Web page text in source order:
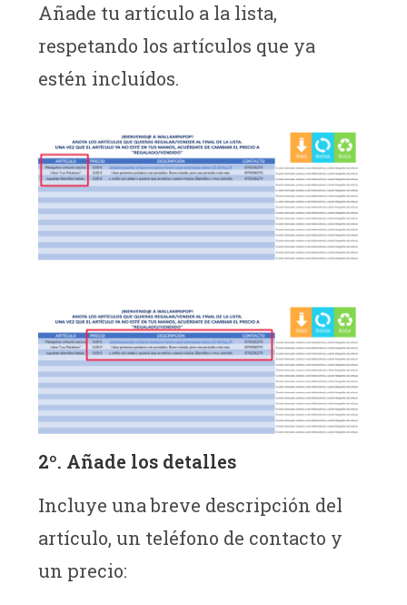
Añade tu artículo a la lista,
respetando los artículos que ya
estén incluídos.
2º. Añade los detalles
Incluye una breve descripción del
artículo, un teléfono de contacto y
un precio: